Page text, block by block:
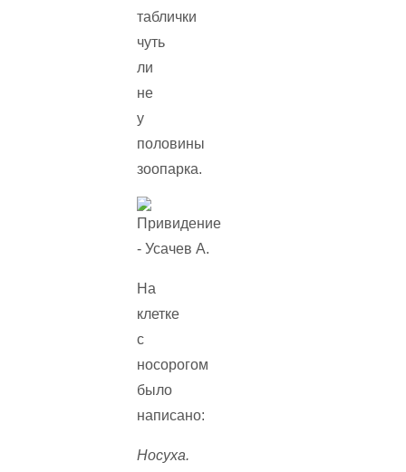
таблички
чуть
ли
не
у
половины
зоопарка.
На
клетке
с
носорогом
было
написано:
Носуха.